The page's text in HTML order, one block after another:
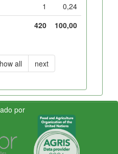
1
0,24
420
100,00
all next
por